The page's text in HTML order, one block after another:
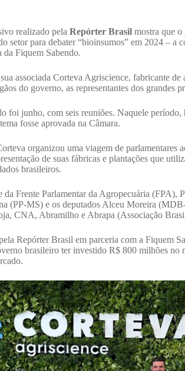
realizado pela Repórter Brasil mostra que
setor para debater “bioinsumos” em 2024 –
da Fiquem Sabendo.
associada Corteva Agriscience, fabricante
do governo, as representantes dos grandes
foi junho, com seis reuniões. Naquele período,
fosse aprovada na Câmara.
organizou uma viagem de parlamentares
de suas fábricas e plantações que
brasileiros.
da Frente Parlamentar da Agropecuária (FPA),
(PP-MS) e os deputados Alceu Moreira
CNA, Abramilho e Abrapa (Associação
Repórter Brasil em parceria com a Fiquem
brasileiro ter investido R$ 800 milhões no